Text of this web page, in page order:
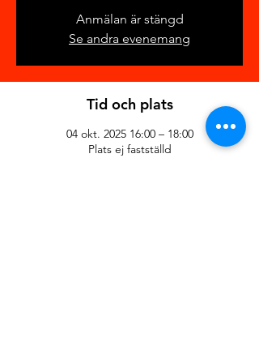
Anmälan är stängd
Se andra evenemang
Tid och plats
04 okt. 2025 16:00 – 18:00
Plats ej fastställd